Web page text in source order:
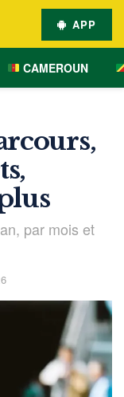
APP
CAMEROUN
par mois et